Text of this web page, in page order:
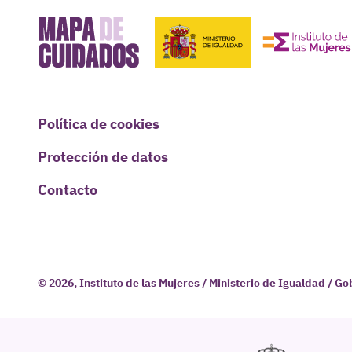
Política de cookies
Protección de datos
Contacto
© 2026, Instituto de las Mujeres / Ministerio de Igualdad /